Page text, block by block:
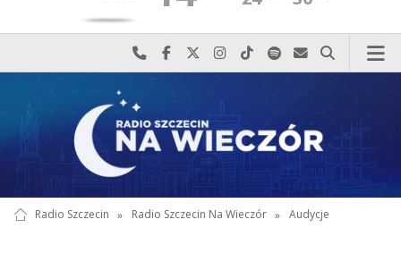
Najlepiej po prostu do nas zadzwoń
Odwiedź nas na Facebook-u
Odwiedź nas na X
Odwiedź nas na Instagram-ie
Odwiedź nas na TikTok-u
Szukaj nas na Spotify
Wyślij do nas
Szukaj
Radio Szczecin » Radio Szczecin Na Wieczór » Audycje